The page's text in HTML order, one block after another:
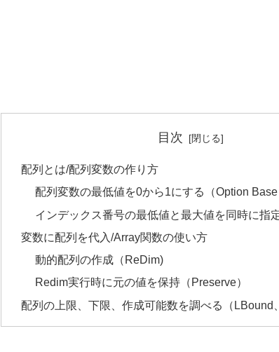
目次
配列とは/配列変数の作り方
配列変数の最低値を0から1にする（Option Base
インデックス番号の最低値と最大値を同時に指
変数に配列を代入/Array関数の使い方
動的配列の作成（ReDim)
Redim実行時に元の値を保持（Preserve）
配列の上限、下限、作成可能数を調べる（LBound